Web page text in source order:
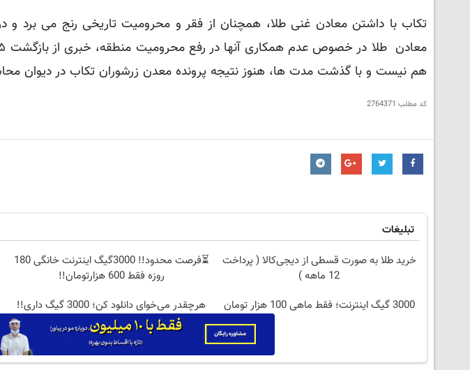
تکاب با داشتن معادن غنی طلا، همچنان از فقر و محرومیت تاریخی رنج می برد و در
هم نیست و با گذشت مدت ها، هنوز نتیجه پرونده معدن زرشوران تکاب در دیوان
کد مطلب 2764371
تبلیغات
خرید طلا به صورت قسطی از دیجی‌کالا ( پرداخت
12 ماهه )
⏳فرصت محدود!! 3000گیگ اینترنت خانگی 180
روزه فقط 600 هزارتومان!!
3000 گیگ اینترنت؛ فقط ماهی 100 هزار تومان
هرچقدر می‌خوای دانلود کن؛ 3000 گیگ داری!!